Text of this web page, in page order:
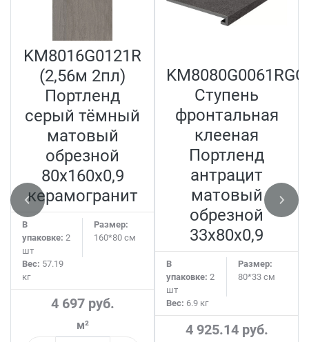
KM8016G0121R
(2,56м 2пл)
Портленд
серый тёмный
матовый
обрезной
80x160x0,9
керамогранит
В
упаковке: 2
шт
Размер:
160*80 см
Вес: 57.19
кг
4 697 руб.
м²
Ступень
фронтальная
клееная
Портленд
антрацит
матовый
обрезной
33x80x0,9
В
упаковке: 2
шт
Размер:
80*33 см
Вес: 6.9 кг
4 925.14 руб.